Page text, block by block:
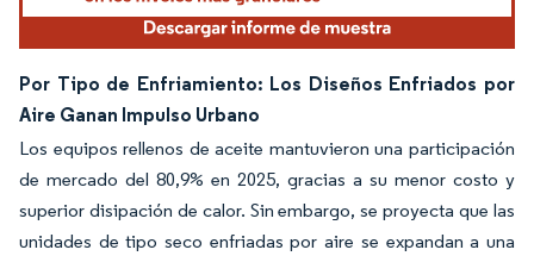
Por Tipo de Enfriamiento: Los Diseños Enfriados por
Aire Ganan Impulso Urbano
Los equipos rellenos de aceite mantuvieron una participación
de mercado del 80,9% en 2025, gracias a su menor costo y
superior disipación de calor. Sin embargo, se proyecta que las
unidades de tipo seco enfriadas por aire se expandan a una